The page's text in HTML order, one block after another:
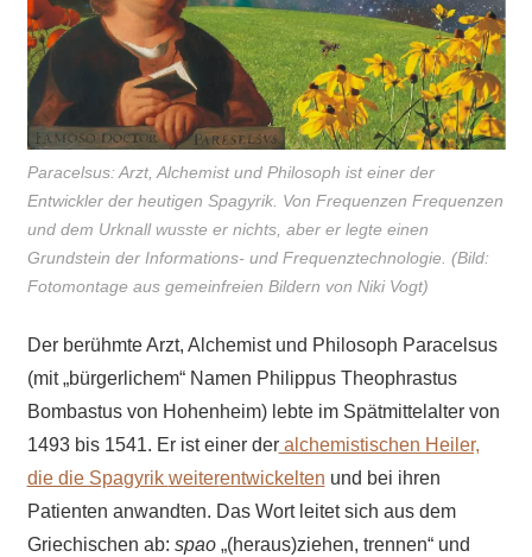
Paracelsus: Arzt, Alchemist und Philosoph ist einer der
Entwickler der heutigen Spagyrik. Von Frequenzen Frequenzen
und dem Urknall wusste er nichts, aber er legte einen
Grundstein der Informations- und Frequenztechnologie. (Bild:
Fotomontage aus gemeinfreien Bildern von Niki Vogt)
Der berühmte Arzt, Alchemist und Philosoph Paracelsus
(mit „bürgerlichem“ Namen Philippus Theophrastus
Bombastus von Hohenheim) lebte im Spätmittelalter von
1493 bis 1541. Er ist einer deralchemistischen Heiler,
die die Spagyrik weiterentwickelten und bei ihren
Patienten anwandten. Das Wort leitet sich aus dem
Griechischen ab: spao „(heraus)ziehen, trennen“ und